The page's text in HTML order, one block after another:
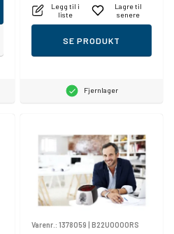
Legg til i
liste
Lagre til
senere
SE PRODUKT
Fjernlager
Varenr.: 1378059 | B22U0000RS